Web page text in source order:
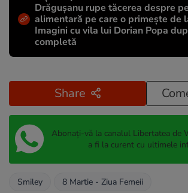
Drăgușanu rupe tăcerea despre
alimentară pe care o primește de
Imagini cu vila lui Dorian Popa
completă
Share
Abonați-vă la canalul Libertatea de
a fi la curent cu ultimele
Smiley 8 Martie - Ziua Femeii